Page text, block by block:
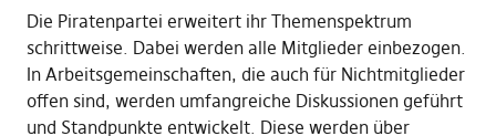
Die Piratenpartei erweitert ihr Themenspektrum
schrittweise. Dabei werden alle Mitglieder einbezogen.
In Arbeitsgemeinschaften, die auch für Nichtmitglieder
offen sind, werden umfangreiche Diskussionen geführt
und Standpunkte entwickelt. Diese werden über